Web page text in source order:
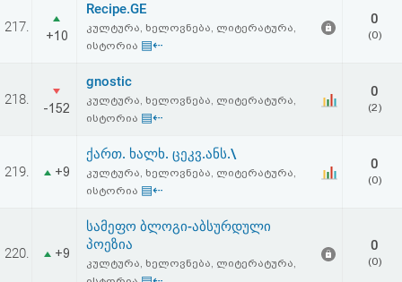
217.
+10
Recipe.GE
კულტურა, ხელოვნება, ლიტერატურა,
ისტორია ▤⇠
0
(0)
218.
-152
gnostic
კულტურა, ხელოვნება, ლიტერატურა,
ისტორია ▤⇠
0
(2)
219. +9
ქართ. ხალხ. ცეკვ.ანს.\
კულტურა, ხელოვნება, ლიტერატურა,
ისტორია ▤⇠
0
(0)
220. +9
სამეფო ბლოგი-აბსურდული
პოეზია
კულტურა, ხელოვნება, ლიტერატურა,
0
(0)